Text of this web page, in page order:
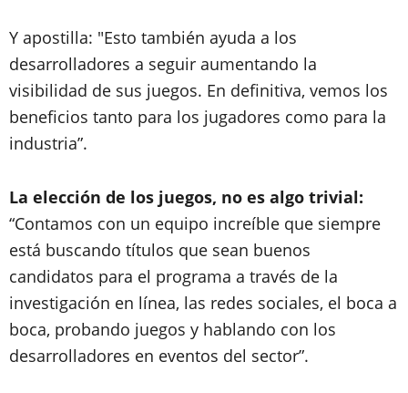
Y apostilla: "Esto también ayuda a los
desarrolladores a seguir aumentando la
visibilidad de sus juegos. En definitiva, vemos los
beneficios tanto para los jugadores como para la
industria”.
La elección de los juegos, no es algo trivial:
“Contamos con un equipo increíble que siempre
está buscando títulos que sean buenos
candidatos para el programa a través de la
investigación en línea, las redes sociales, el boca a
boca, probando juegos y hablando con los
desarrolladores en eventos del sector”.